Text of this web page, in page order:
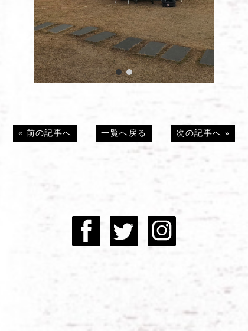
« 前の記事へ 一覧へ戻る 次の記事へ »